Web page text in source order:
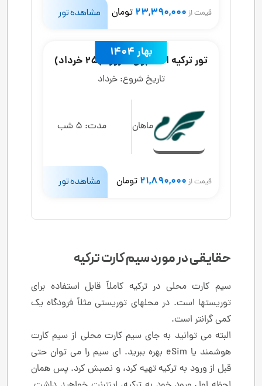
قیمت از 23,390,000 تومان مشاهده تور
بهار 1404
تور ترکیه استانبول 6 روزه (25 خرداد)
تاریخ شروع: خرداد
ماهان مدت: 5 شب
قیمت از 21,890,000 تومان مشاهده تور
حقایقی در مورد سیم کارت ترکیه
سیم کارت محلی در ترکیه کاملاً قابل استفاده برای
توریستها است. در محلهای توریستی مثلاً فرودگاه یک
کمی گرانتر است.
البته می توانید به جای سیم کارت محلی از سیم کارت
هوشمند یا eSim بهره ببرید. ای سیم را می توان حتی
قبل از ورود به ترکیه تهیه کرد، و نصبش کرد. پس همان